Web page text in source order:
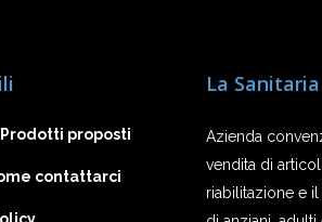
proposti
contattarci
La
Azienda
vendita di
riabilitazione e